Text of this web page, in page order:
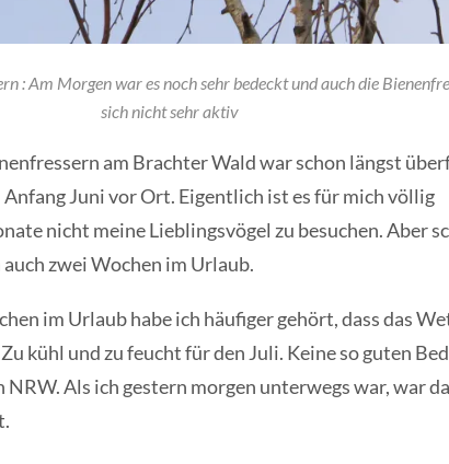
: Am Morgen war es noch sehr bedeckt und auch die
sich nicht sehr aktiv
am Brachter Wald war schon längst
Juni vor Ort. Eigentlich ist es für mich völlig
nicht meine Lieblingsvögel zu besuchen. Aber
zwei Wochen im Urlaub.
im Urlaub habe ich häufiger gehört, dass das
kühl und zu feucht für den Juli. Keine so guten
Als ich gestern morgen unterwegs war, war